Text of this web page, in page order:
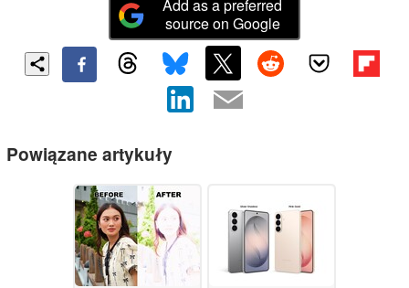
Add as a preferred
source on Google
Powiązane artykuły